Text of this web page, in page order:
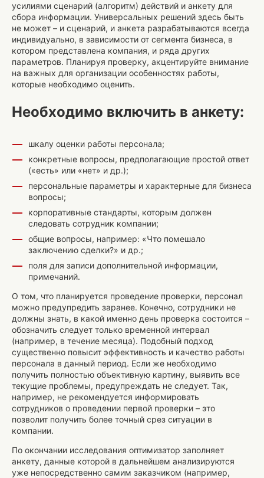
усилиями сценарий (алгоритм) действий и анкету для
сбора информации. Универсальных решений здесь быть
не может – и сценарий, и анкета разрабатываются всегда
индивидуально, в зависимости от сегмента бизнеса, в
котором представлена компания, и ряда других
параметров. Планируя проверку, акцентируйте внимание
на важных для организации особенностях работы,
которые необходимо оценить.
Необходимо включить в анкету:
шкалу оценки работы персонала;
конкретные вопросы, предполагающие простой ответ
(«есть» или «нет» и др.);
персональные параметры и характерные для бизнеса
вопросы;
корпоративные стандарты, которым должен
следовать сотрудник компании;
общие вопросы, например: «Что помешало
заключению сделки?» и др.;
поля для записи дополнительной информации,
примечаний.
О том, что планируется проведение проверки, персонал
можно предупредить заранее. Конечно, сотрудники не
должны знать, в какой именно день проверка состоится –
обозначить следует только временной интервал
(например, в течение месяца). Подобный подход
существенно повысит эффективность и качество работы
персонала в данный период. Если же необходимо
получить полностью объективную картину, выявить все
текущие проблемы, предупреждать не следует. Так,
например, не рекомендуется информировать
сотрудников о проведении первой проверки – это
позволит получить более точный срез ситуации в
компании.
По окончании исследования оптимизатор заполняет
анкету, данные которой в дальнейшем анализируются
уже непосредственно самим заказчиком (например,